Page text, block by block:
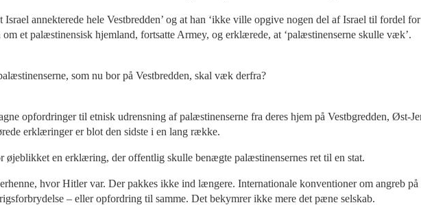
annekterede hele Vestbredden’ og at han ‘ikke ville opgive nogen del af Israel til fordel
et palæstinensisk hjemland, fortsatte Armey, og erklærede, at ‘palæstinenserne skulle væk’.
som nu bor på Vestbredden, skal væk derfra?
opfordringer til etnisk udrensning af palæstinenserne fra deres hjem på Vestbgredden, Øst-
erklæringer er blot den sidste i en lang række.
øjeblikket en erklæring, der offentlig skulle benægte palæstinensernes ret til en stat.
hvor Hitler var. Der pakkes ikke ind længere. Internationale konventioner om angreb
– eller opfordring til samme. Det bekymrer ikke mere det pæne selskab.